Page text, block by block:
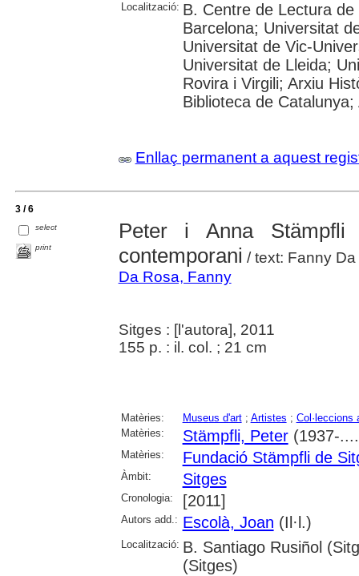
Localització: B. Centre de Lectura
Barcelona; Universitat
Universitat de Vic-
Universitat de Lleida;
Rovira i Virgili; Arxiu
Biblioteca de
Enllaç permanent a aquest
3 / 6
select
print
Peter i Anna Stämpfli
contemporani / text: Fanny
Da Rosa, Fanny
Sitges : [l'autora], 2011
155 p. : il. col. ; 21 cm
Matèries: Museus d'art; Artistes ; Col·leccions
Matèries:
Stämpfli, Peter(1937-
Matèries: Fundació Stämpfli de
Àmbit: Sitges
Cronologia: [2011]
Autors add.: Escolà, Joan (Il·l.)
Localització: B. Santiago Rusiñol
(Sitges)